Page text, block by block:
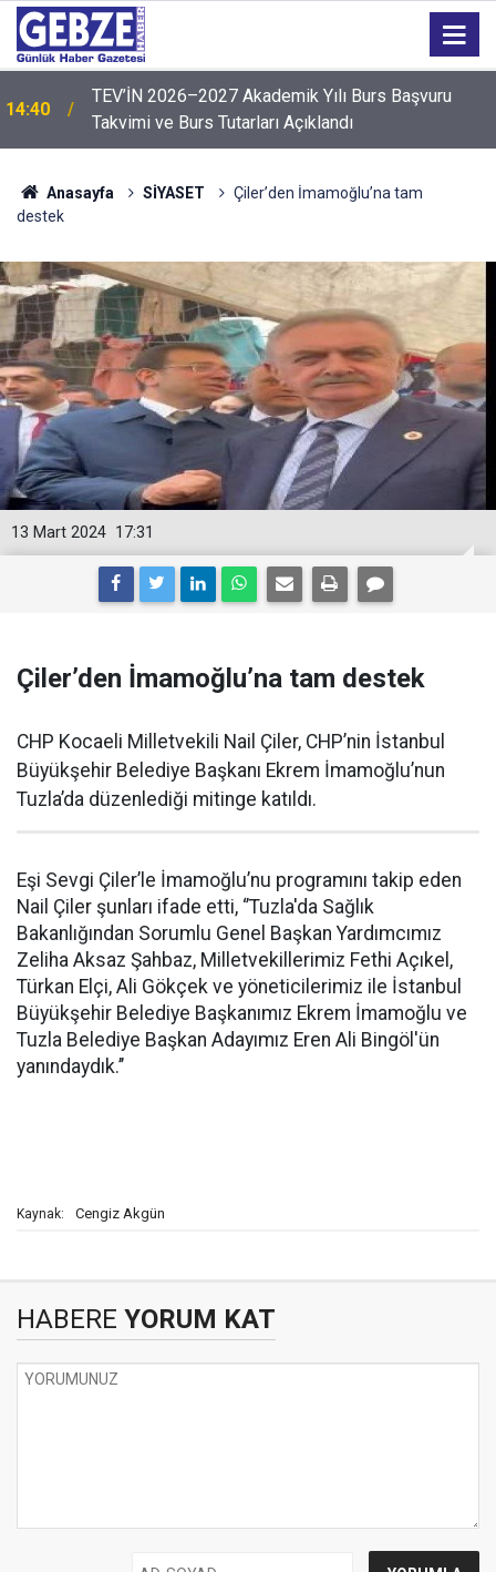
14:35 Sepaş Enerji, 136'ncı sırada yer aldı
Anasayfa SİYASET
Çiler’den İmamoğlu’na tam
destek
17:31
13 Mart 2024
Çiler’den İmamoğlu’na tam destek
CHP Kocaeli Milletvekili Nail Çiler, CHP’nin İstanbul
Büyükşehir Belediye Başkanı Ekrem İmamoğlu’nun
Tuzla’da düzenlediği mitinge katıldı.
Eşi Sevgi Çiler’le İmamoğlu’nu programını takip eden
Nail Çiler şunları ifade etti, ‘’Tuzla'da Sağlık
Bakanlığından Sorumlu Genel Başkan Yardımcımız
Zeliha Aksaz Şahbaz, Milletvekillerimiz Fethi Açıkel,
Türkan Elçi, Ali Gökçek ve yöneticilerimiz ile İstanbul
Büyükşehir Belediye Başkanımız Ekrem İmamoğlu ve
Tuzla Belediye Başkan Adayımız Eren Ali Bingöl'ün
yanındaydık.’’
Kaynak: Cengiz Akgün
HABERE YORUM KAT